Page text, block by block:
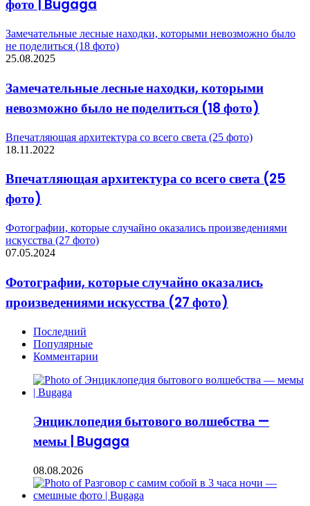
фото | Bugaga
Замечательные лесные находки, которыми невозможно было
не поделиться (18 фото)
25.08.2025
Замечательные лесные находки, которыми
невозможно было не поделиться (18 фото)
Впечатляющая архитектура со всего света (25 фото)
18.11.2022
Впечатляющая архитектура со всего света (25
фото)
Фотографии, которые случайно оказались произведениями
искусства (27 фото)
07.05.2024
Фотографии, которые случайно оказались
произведениями искусства (27 фото)
Последний
Популярные
Комментарии
Энциклопедия бытового волшебства —
мемы | Bugaga
08.08.2026